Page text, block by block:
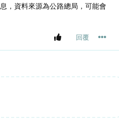
，資料來源為公路總局，可能會
回覆